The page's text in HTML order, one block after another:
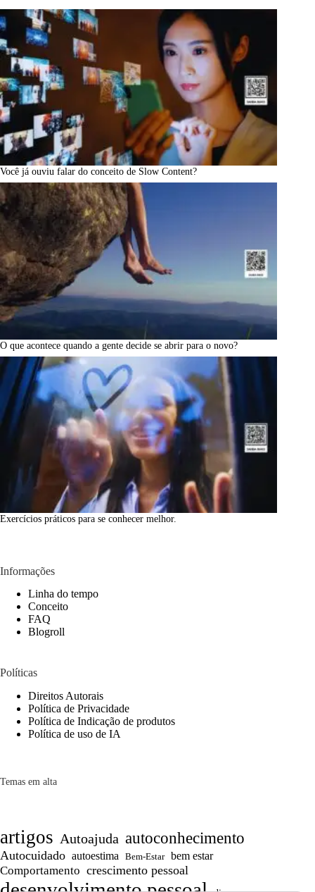
Você já ouviu falar do conceito de Slow Content?
O que acontece quando a gente decide se abrir para o novo?
Exercícios práticos para se conhecer melhor.
Informações
Linha do tempo
Conceito
FAQ
Blogroll
Políticas
Direitos Autorais
Política de Privacidade
Política de Indicação de produtos
Política de uso de IA
Temas em alta
artigos Autoajuda autoconhecimento
Autocuidado autoestima Bem-Estar bem estar
Comportamento crescimento pessoal